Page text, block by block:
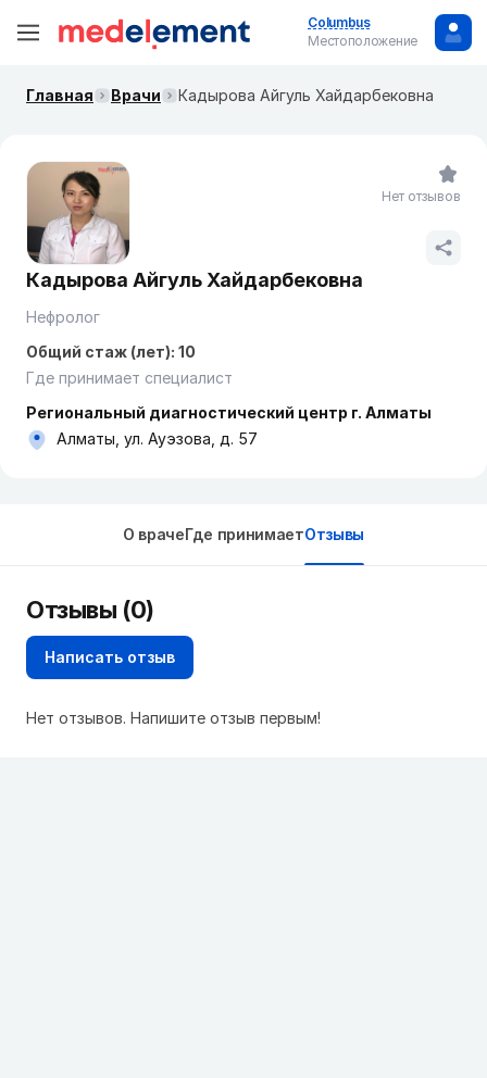
Columbus
Местоположение
Главная Врачи Кадырова Айгуль Хайдарбековна
Кадырова Айгуль Хайдарбековна
Нефролог
Общий стаж (лет): 10
Где принимает специалист
Региональный диагностический центр г. Алматы
Алматы, ул. Ауэзова, д. 57
Нет отзывов
О врачеГде принимаетОтзывы
Отзывы (0)
Написать отзыв
Нет отзывов. Напишите отзыв первым!